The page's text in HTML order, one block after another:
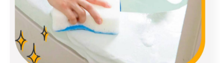
かかる場合もあります。家庭用・業務用問わず、高い分
解・洗浄技術でカビや頑固な汚れを徹底除去できます。
ファインバブル・スチームなど最新技術の解説